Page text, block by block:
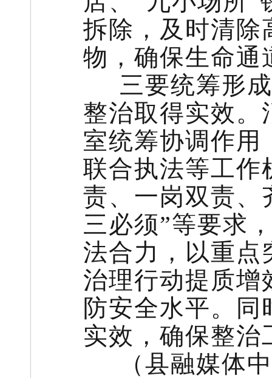
拆除，及时清除
物，确保生命通
三要统筹形成
整治取得实效。
室统筹协调作用
联合执法等工作
责、一岗双责、
三必须”等要求
法合力，以重点
治理行动提质增
防安全水平。
实效，确保整治
（县融媒体中